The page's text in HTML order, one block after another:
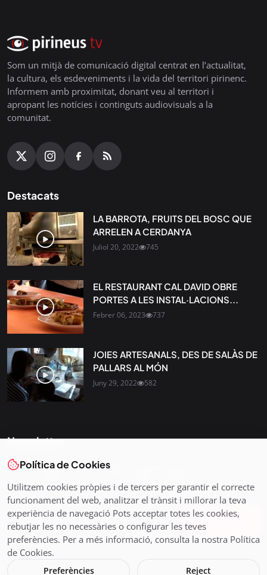
Som un mitjà de comunicació digital centrat en l’actualitat,
la cultura, els esdeveniments i la vida del territori pirinenc.
Informem amb proximitat, donant veu al territori i
apropant les notícies i continguts audiovisuals a la
comunitat.
Destacats
LA BARROTA, FRUITS DEL BOSC QUE
ARRELEN A CERDANYA
Juliol 20, 2022 745
EL RESTAURANT CAL DAVID OBRE
PORTES A LES INSTAL·LACIONS...
Febrer 06, 2023 737
JOIES ARTESANALS, DES DE SALÀS DE
PALLARS AL MÓN
Juny 29, 2022 582
Newsletter
Tota l’actualitat, seleccionada i enviada directament al teu
que importa.
Subscriu-te
Política de Cookies
Utilitzem cookies pròpies i de tercers per garantir el correcte
funcionament del web, analitzar el trànsit i millorar la teva
experiència de navegació Pots acceptar totes les cookies,
rebutjar les no necessàries o configurar les teves
preferències. Per a més informació, consulta la nostra Política
de Cookies.
Preferències Reject